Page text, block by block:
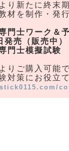
り新たに終末
材を制作・発
専門士ワーク
売（販売中）
専門士模擬試
りご購入可能で
対策にお役立